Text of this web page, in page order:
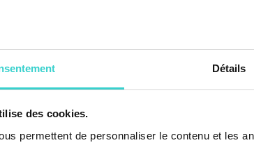
Détails
des cookies.
permettent de personnaliser le contenu et les